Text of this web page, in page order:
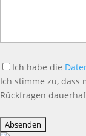
Ich habe die
Ich stimme zu, dass
Rückfragen
lasse